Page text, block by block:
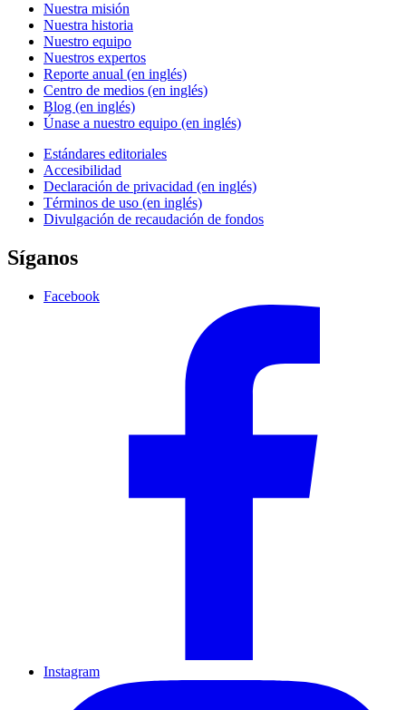
Nuestra misión
Nuestra historia
Nuestro equipo
Nuestros expertos
Reporte anual (en inglés)
Centro de medios (en inglés)
Blog (en inglés)
Únase a nuestro equipo (en inglés)
Estándares editoriales
Accesibilidad
Declaración de privacidad (en inglés)
Términos de uso (en inglés)
Divulgación de recaudación de fondos
Síganos
Facebook
Instagram